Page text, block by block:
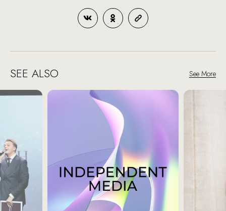
SEE ALSO See More